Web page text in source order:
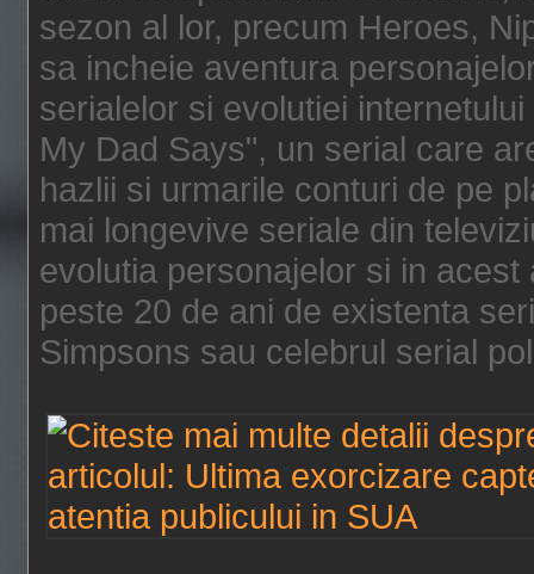
sezon al lor, precum Heroes,
sa incheie aventura
serialelor si evolutiei
My Dad Says", un serial care
hazlii si urmarile conturi de pe
mai longevive seriale din
evolutia personajelor si in
peste 20 de ani de existenta
Simpsons sau celebrul serial